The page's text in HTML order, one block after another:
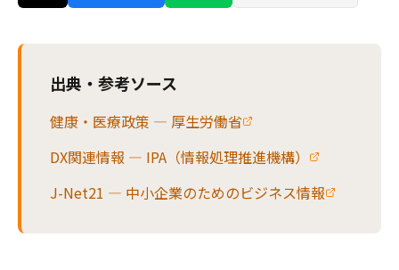
出典・参考ソース
健康・医療政策 — 厚生労働省
DX関連情報 — IPA（情報処理推進機構）
J-Net21 — 中小企業のためのビジネス情報